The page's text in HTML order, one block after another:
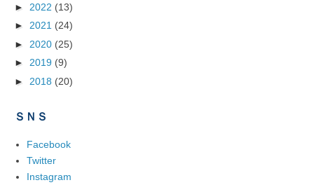
► 2022 (13)
► 2021 (24)
► 2020 (25)
► 2019 (9)
► 2018 (20)
ＳＮＳ
Facebook
Twitter
Instagram